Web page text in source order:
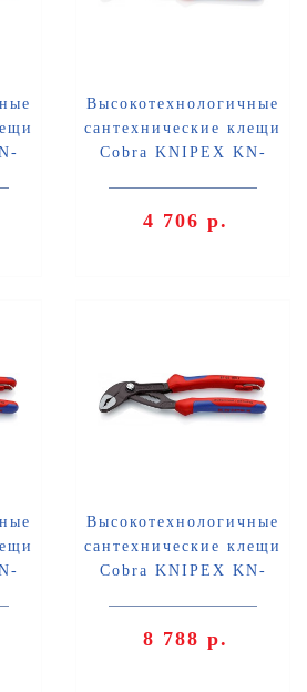
Высокотехнологичные
сантехнические клещи
Cobra KNIPEX KN-
4 706 р.
Высокотехнологичные
сантехнические клещи
Cobra KNIPEX KN-
8 788 р.